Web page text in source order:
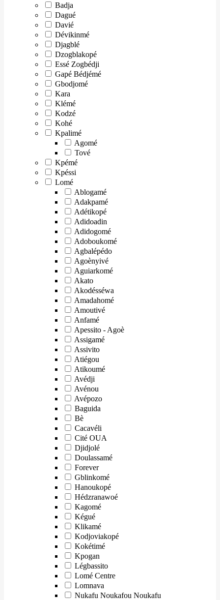
Badja
Dagué
Davié
Dévikinmé
Djagblé
Dzogblakopé
Essé Zogbédji
Gapé Bédjémé
Gbodjomé
Kara
Klémé
Kodzé
Kohé
Kpalimé
Agomé
Tové
Kpémé
Kpéssi
Lomé
Ablogamé
Adakpamé
Adétikopé
Adidoadin
Adidogomé
Adoboukomé
Agbalépédo
Agoènyivé
Aguiarkomé
Akato
Akodésséwa
Amadahomé
Amoutivé
Anfamé
Apessito - Agoè
Assigamé
Assivito
Atiégou
Atikoumé
Avédji
Avénou
Avépozo
Baguida
Bè
Cacavéli
Cité OUA
Djidjolé
Doulassamé
Forever
Gblinkomé
Hanoukopé
Hédzranawoé
Kagomé
Kégué
Klikamé
Kodjoviakopé
Kokétimé
Kpogan
Légbassito
Lomé Centre
Lomnava
Nukafu Noukafou Noukafu